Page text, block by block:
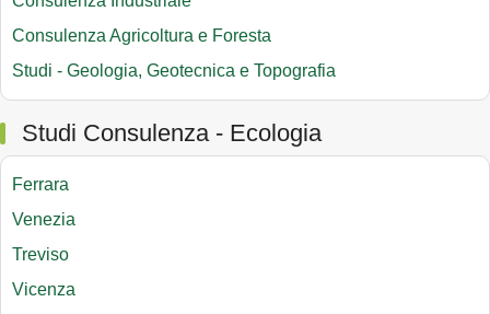
Consulenza Agricoltura e Foresta
Studi - Geologia, Geotecnica e Topografia
Studi Consulenza - Ecologia
Ferrara
Venezia
Treviso
Vicenza